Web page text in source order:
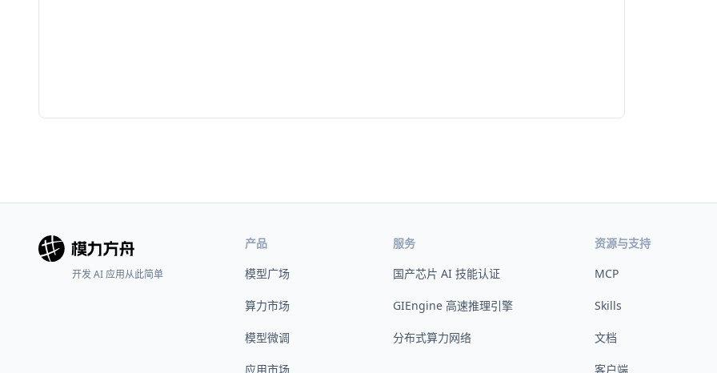
开发 AI 应用从此简单
产品
模型广场
算力市场
模型微调
应用市场
服务
国产芯片 AI 技能认证
GIEngine 高速推理引擎
分布式算力网络
资源与支持
MCP
Skills
文档
客户端